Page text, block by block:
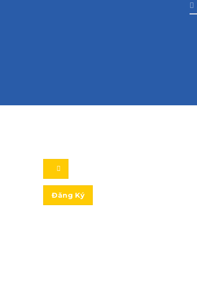
Đăng Ký